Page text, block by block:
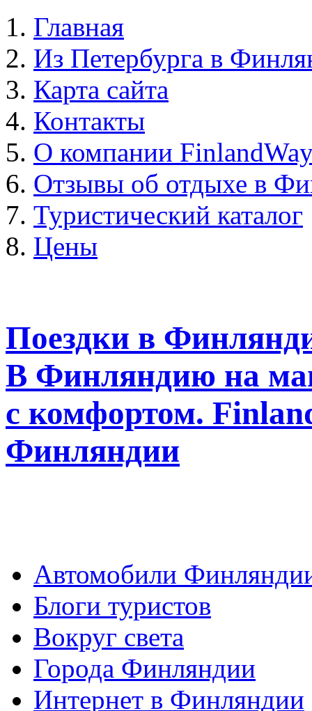
Главная
Из Петербурга в
Карта сайта
Контакты
О компании
Отзывы об отдыхе в
Туристический каталог
Цены
Поездки в
В Финляндию на
с комфортом.
Финляндии
Автомобили
Блоги туристов
Вокруг света
Города Финляндии
Интернет в Финляндии